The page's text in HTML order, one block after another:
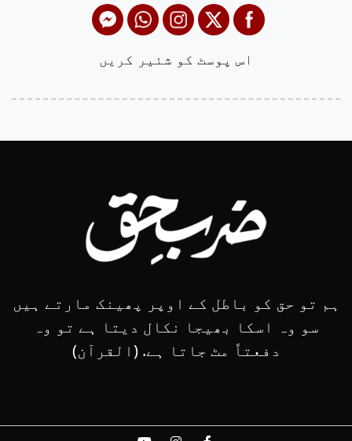
اس پوسٹ کو شئیر کریں
ہم تو حق کو باطل کے اوپر پھینک مارتے ہیں
سو وہ اسکا بھیجا نکال دیتا ہے تو وہ
دفعتاً مٹ جاتا ہے. (القرآن)